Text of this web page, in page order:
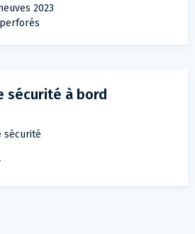
2023
sécurité à bord
sécurité